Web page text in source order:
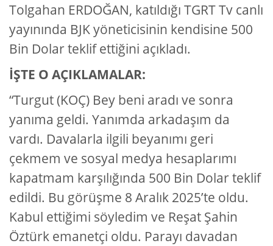
Tolgahan ERDOĞAN, katıldığı TGRT Tv canlı
yayınında BJK yöneticisinin kendisine 500
Bin Dolar teklif ettiğini açıkladı.
İŞTE O AÇIKLAMALAR:
“Turgut (KOÇ) Bey beni aradı ve sonra
yanıma geldi. Yanımda arkadaşım da
vardı. Davalarla ilgili beyanımı geri
çekmem ve sosyal medya hesaplarımı
kapatmam karşılığında 500 Bin Dolar teklif
edildi. Bu görüşme 8 Aralık 2025’te oldu.
Kabul ettiğimi söyledim ve Reşat Şahin
Öztürk emanetçi oldu. Parayı davadan